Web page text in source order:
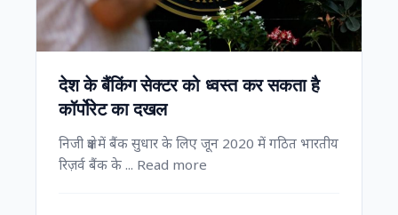
देश के बैंकिंग सेक्टर को ध्वस्त कर सकता है
कॉर्पोरेट का दखल
निजी क्षेत्र में बैंक सुधार के लिए जून 2020 में गठित भारतीय
रिज़र्व बैंक के ... Read more